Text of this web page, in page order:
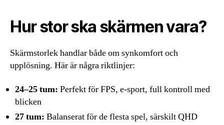
Hur stor ska skärmen vara?
Skärmstorlek handlar både om synkomfort och
upplösning. Här är några riktlinjer:
24–25 tum: Perfekt för FPS, e-sport, full kontroll med
blicken
27 tum: Balanserat för de flesta spel, särskilt QHD